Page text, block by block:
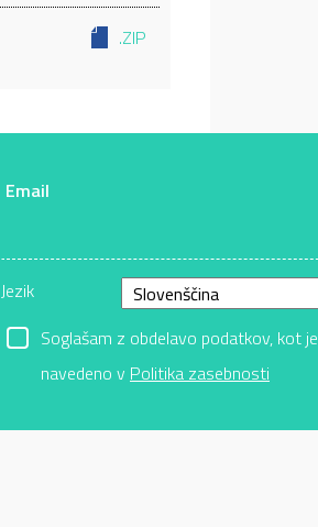
.ZIP
Email
Jezik
Soglašam z obdelavo podatkov, kot je
navedeno v Politika zasebnosti